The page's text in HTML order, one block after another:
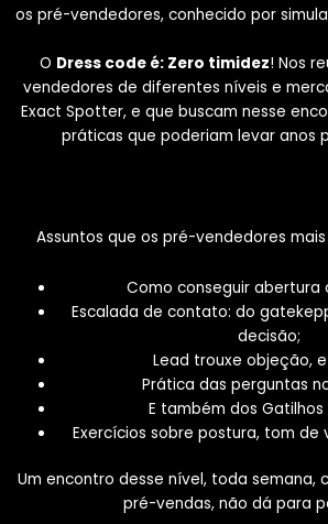
os pré-vendedores, conhecido por
O Dress code é: Zero timidez! Nos
vendedores de diferentes níveis e
Exact Spotter, e que buscam nesse
práticas que poderiam levar anos
Assuntos que os pré-vendedores
Como conseguir abertura
Escalada de contato: do
decisão;
Lead trouxe objeção,
Prática das perguntas
E também dos Gatilhos
Exercícios sobre postura, tom de
Um encontro desse nível, toda semana,
pré-vendas, não dá para